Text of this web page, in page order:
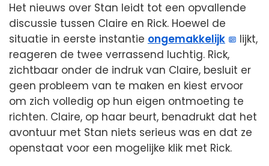
Het nieuws over Stan leidt tot een opvallende
discussie tussen Claire en Rick. Hoewel de
situatie in eerste instantie ongemakkelijk
lijkt,
reageren de twee verrassend luchtig. Rick,
zichtbaar onder de indruk van Claire, besluit er
geen probleem van te maken en kiest ervoor
om zich volledig op hun eigen ontmoeting te
richten. Claire, op haar beurt, benadrukt dat het
avontuur met Stan niets serieus was en dat ze
openstaat voor een mogelijke klik met Rick.